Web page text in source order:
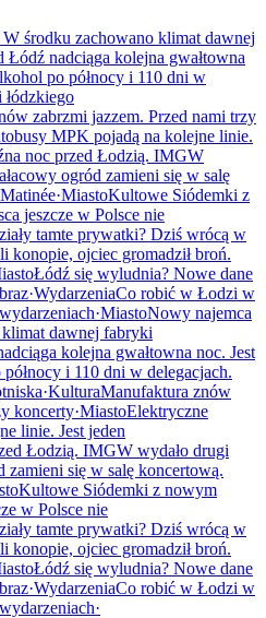
środku zachowano klimat dawnej
Łódź nadciąga kolejna gwałtowna
po północy i 110 dni w
zabrzmi jazzem. Przed nami trzy
MPK pojadą na kolejne linie.
noc przed Łodzią. IMGW
ogród zamieni się w salę
·MiastoKultowe Siódemki z
jeszcze w Polsce nie
tamte prywatki? Dziś wrócą w
konopie, ojciec gromadził broń.
Łódź się wyludnia? Nowe dane
·WydarzeniaCo robić w Łodzi w
·MiastoNowy najemca
dawnej fabryki
kolejna gwałtowna noc. Jest
i 110 dni w delegacjach.
·KulturaManufaktura znów
koncerty·MiastoElektryczne
linie. Jest jeden
Łodzią. IMGW wydało drugi
zamieni się w salę koncertową.
Kultowe Siódemki z nowym
w Polsce nie
tamte prywatki? Dziś wrócą w
konopie, ojciec gromadził broń.
Łódź się wyludnia? Nowe dane
·WydarzeniaCo robić w Łodzi w
·